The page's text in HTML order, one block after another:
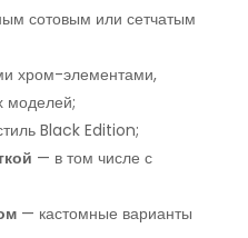
сотовым или сетчатым
хром-элементами,
моделей;
Black Edition;
— в том числе с
— кастомные варианты